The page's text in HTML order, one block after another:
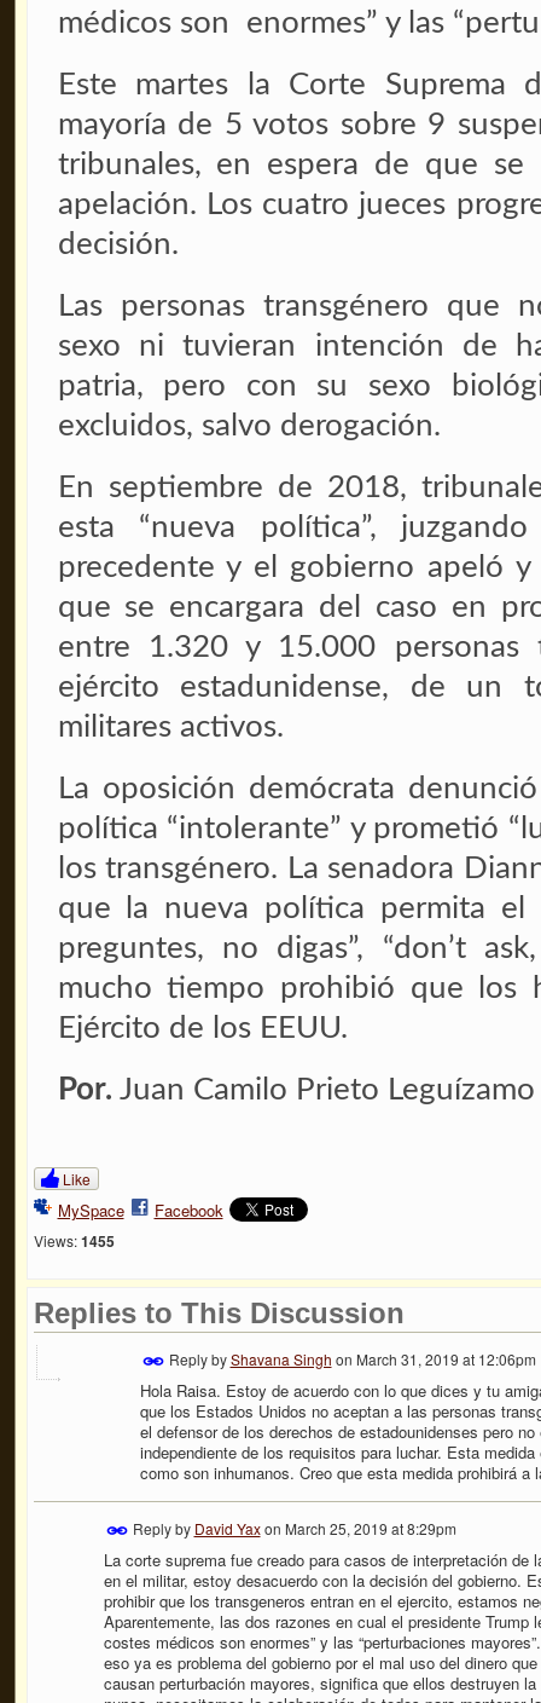
médicos son enormes” y las
Este martes la Corte Suprema
mayoría de 5 votos sobre 9
tribunales, en espera de que se
apelación. Los cuatro jueces
decisión.
Las personas transgénero que
sexo ni tuvieran intención de
patria, pero con su sexo
excluidos, salvo derogación.
En septiembre de 2018,
esta “nueva política”,
precedente y el gobierno apeló
que se encargara del caso en
entre 1.320 y 15.000 personas
ejército estadunidense, de un
militares activos.
La oposición demócrata
política “intolerante” y prometió
los transgénero. La senadora
que la nueva política permita el
preguntes, no digas”, “don’t
mucho tiempo prohibió que los
Ejército de los EEUU.
Por. Juan Camilo Prieto Leguízamo
Like
MySpace Facebook
Views: 1455
Replies to This Discussion
Reply byShavana Singh on March 31, 2019 at 12:06pm
Hola Raisa. Estoy de acuerdo con lo que dices y tu
que los Estados Unidos no aceptan a las personas
el defensor de los derechos de estadounidenses pero
independiente de los requisitos para luchar. Esta
como son inhumanos. Creo que esta medida prohibirá
Reply by David Yaxon March 25, 2019 at 8:29pm
La corte suprema fue creado para casos de interpretación
en el militar, estoy desacuerdo con la decisión del gobierno.
prohibir que los transgeneros entran en el ejercito, estamos
Aparentemente, las dos razones en cual el presidente Trump
costes médicos son enormes” y las “perturbaciones
eso ya es problema del gobierno por el mal uso del dinero
causan perturbación mayores, significa que ellos destruyen